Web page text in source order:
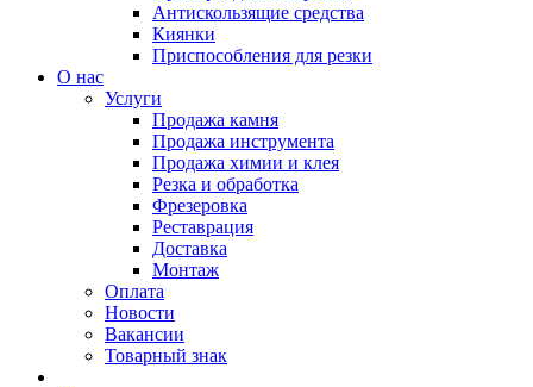
Антискользящие средства
Киянки
Приспособления для резки
О нас
Услуги
Продажа камня
Продажа инструмента
Продажа химии и клея
Резка и обработка
Фрезеровка
Реставрация
Доставка
Монтаж
Оплата
Новости
Вакансии
Товарный знак